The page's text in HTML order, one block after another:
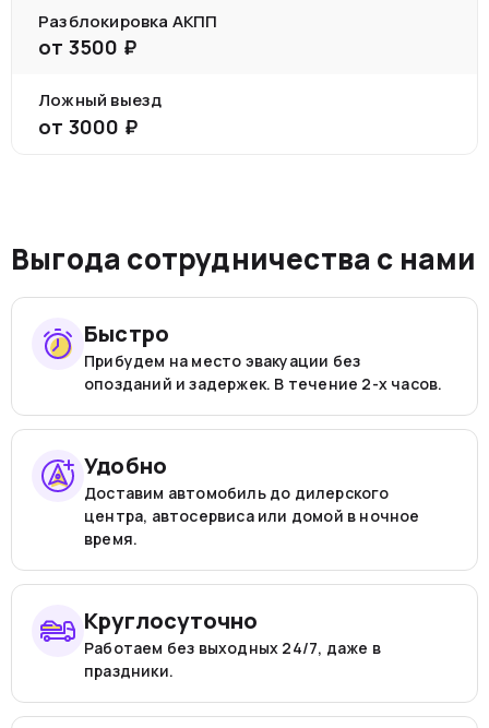
Разблокировка АКПП
от 3500 ₽
Ложный выезд
от 3000 ₽
Выгода сотрудничества с нами
Быстро
Прибудем на место эвакуации без
опозданий и задержек. В течение 2-х часов.
Удобно
Доставим автомобиль до дилерского
центра, автосервиса или домой в ночное
время.
Круглосуточно
Работаем без выходных 24/7, даже в
праздники.